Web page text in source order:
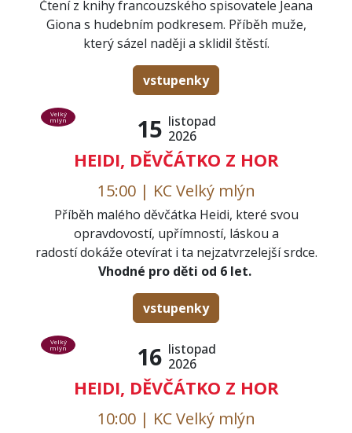
Čtení z knihy francouzského spisovatele Jeana
Giona s hudebním podkresem. Příběh muže,
který sázel naději a sklidil štěstí.
vstupenky
15 listopad
2026
HEIDI, DĚVČÁTKO Z HOR
Velký
mlýn
15:00 | KC Velký mlýn
Příběh malého děvčátka Heidi, které svou
opravdovostí, upřímností, láskou a
radostí dokáže otevírat i ta nejzatvrzelejší srdce.
Vhodné pro děti od 6 let.
vstupenky
16 listopad
2026
HEIDI, DĚVČÁTKO Z HOR
Velký
mlýn
10:00 | KC Velký mlýn